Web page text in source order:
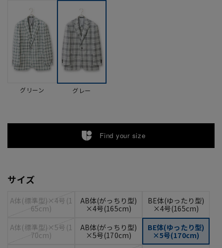
グリーン グレー
Find your size
サイズ
A体(標準型)×4号(1
65cm)
AB体(がっちり型)
×4号(165cm)
BE体(ゆったり型)
×4号(165cm)
A体(標準型)×5号(1
70cm)
AB体(がっちり型)
×5号(170cm)
BE体(ゆったり型)
×5号(170cm)